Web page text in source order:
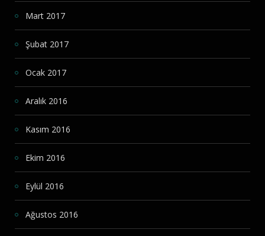
Mart 2017
Şubat 2017
Ocak 2017
Aralık 2016
Kasım 2016
Ekim 2016
Eylül 2016
Ağustos 2016